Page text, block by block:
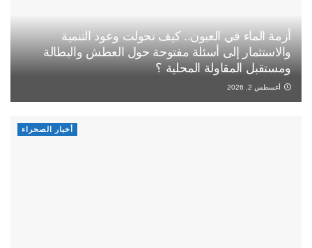
أزمة الماء في العيون.. كيف تحولت وعود التنمية
والاستثمار إلى أسئلة مفتوحة حول العطش والبطالة
ومستقبل المقاولة المحلية ؟
أغسطس 2, 2026
أخبار الصحراء